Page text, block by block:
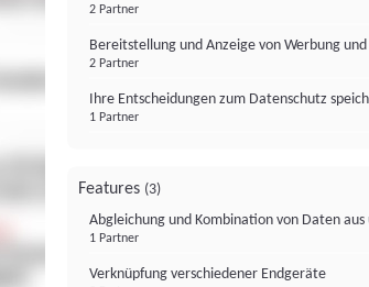
2 Partner
Bereitstellung und Anzeige von Werbung
2 Partner
Ihre Entscheidungen zum Datenschutz
1 Partner
Features (3)
Abgleichung und Kombination von Daten
1 Partner
Verknüpfung verschiedener Endgeräte